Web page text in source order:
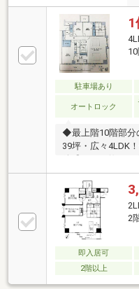
駐車場あり
オートロック
◆最上階10階部分
39坪・広々4LDK
2
即入居可
2階以上